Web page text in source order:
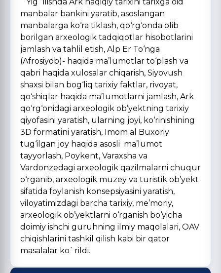
manbalar bankini yaratib, asoslangan
manbalarga ko‘ra tiklash, qo‘rg‘onda olib
borilgan arxeologik tadqiqotlar hisobotlarini
jamlash va tahlil etish, Alp Er To‘nga
(Afrosiyob)- haqida ma’lumotlar to‘plash va
qabri haqida xulosalar chiqarish, Siyovush
shaxsi bilan bog‘liq tarixiy faktlar, rivoyat,
qo‘shiqlar haqida ma’lumotlarni jamlash, Ark
qo‘rg‘onidagi arxeologik ob’yektning tarixiy
qiyofasini yaratish, ularning joyi, ko‘rinishining
3D formatini yaratish, Imom al Buxoriy
tug‘ilgan joy haqida asosli ma’lumot
tayyorlash, Poykent, Varaxsha va
Vardonzedagi arxeologik qazilmalarni chuqur
o‘rganib, arxeologik muzey va turistik ob’yekt
sifatida foylanish konsepsiyasini yaratish,
viloyatimizdagi barcha tarixiy, me’moriy,
arxeologik ob’yektlarni o‘rganish bo‘yicha
doimiy ishchi guruhning ilmiy maqolalari, OAV
chiqishlarini tashkil qilish kabi bir qator
masalalar ko`rildi.